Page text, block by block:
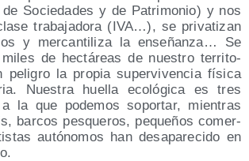
Socie­da­des y de Patri­mo­nio) y nos
tra­ba­ja­do­ra (IVA…), se pri­va­ti­zan
y mer­can­ti­li­za la ense­ñan­za… Se
miles de hec­tá­reas de nues­tro terri­to­
peli­gro la pro­pia super­vi­ven­cia físi­ca
Nues­tra hue­lla eco­ló­gi­ca es tres
la que pode­mos sopor­tar, mien­tras
bar­cos pes­que­ros, peque­ños comer­
autó­no­mos han des­apa­re­ci­do en